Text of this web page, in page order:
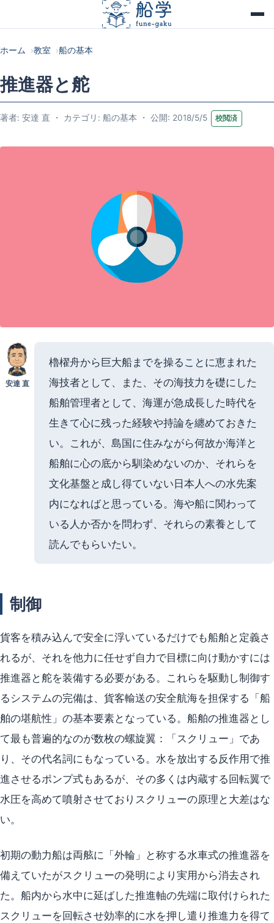
ホーム 教室 船の基本
推進器と舵
著者: 安達 直 ・ カテゴリ: 船の基本 ・ 公開: 2018/5/5 校閲済
安達 直
櫓櫂舟から巨大船までを操ることに恵まれた
海技者として、また、その海技力を礎にした
船舶管理者として、海運が急成長した時代を
生きて心に残った経験や持論を纏めておきた
い。これが、島国に住みながら何故か海洋と
船舶に心の底から馴染めないのか、それらを
文化基盤と成し得ていない日本人への水先案
内になればと思っている。海や船に関わって
いる人か否かを問わず、それらの素養として
読んでもらいたい。
制御
貨客を積み込んで安全に浮いているだけでも船舶と定義さ
れるが、それを他力に任せず自力で目標に向け動かすには
推進器と舵を装備する必要がある。これらを駆動し制御す
るシステムの完備は、貨客輸送の安全航海を担保する「船
舶の堪航性」の基本要素となっている。船舶の推進器とし
て最も普遍的なのが数枚の螺旋翼：「スクリュー」であ
り、その代名詞にもなっている。水を放出する反作用で推
進させるポンプ式もあるが、その多くは内蔵する回転翼で
水圧を高めて噴射させておりスクリューの原理と大差はな
い。
初期の動力船は両舷に「外輪」と称する水車式の推進器を
備えていたがスクリューの発明により実用から消去され
た。船内から水中に延ばした推進軸の先端に取付けられた
スクリューを回転させ効率的に水を押し遣り推進力を得て